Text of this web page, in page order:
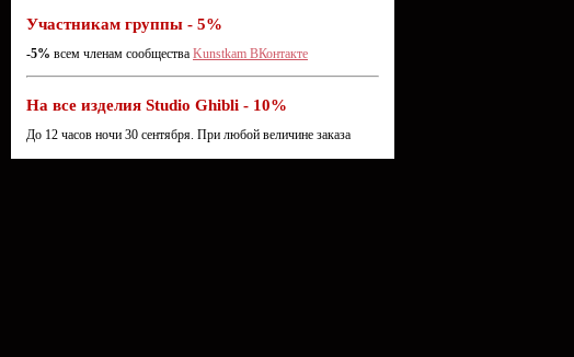
Участникам группы - 5%
-5% всем членам сообщества Kunstkam ВКонтакте
На все изделия Studio Ghibli - 10%
До 12 часов ночи 30 сентября. При любой величине заказа